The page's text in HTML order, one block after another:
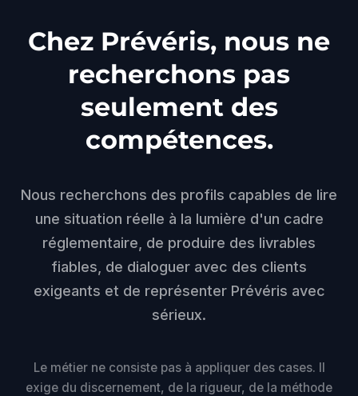
Chez Prévéris, nous ne
recherchons pas
seulement des
compétences.
Nous recherchons des profils capables de lire
une situation réelle à la lumière d'un cadre
réglementaire, de produire des livrables
fiables, de dialoguer avec des clients
exigeants et de représenter Prévéris avec
sérieux.
Le métier ne consiste pas à appliquer des cases. Il
exige du discernement, de la rigueur, de la méthode